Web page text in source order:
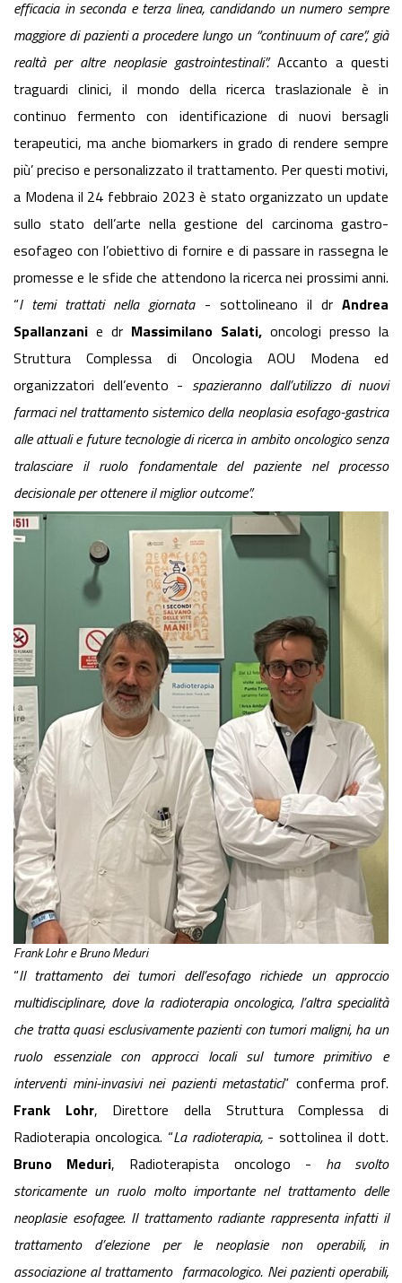
efficacia in seconda e terza linea, candidando un numero sempre
maggiore di pazienti a procedere lungo un “continuum of care”, già
realtà per altre neoplasie gastrointestinali”. Accanto a questi
traguardi clinici, il mondo della ricerca traslazionale è in
continuo fermento con identificazione di nuovi bersagli
terapeutici, ma anche biomarkers in grado di rendere sempre
più’ preciso e personalizzato il trattamento. Per questi motivi,
a Modena il 24 febbraio 2023 è stato organizzato un update
sullo stato dell’arte nella gestione del carcinoma gastro-
esofageo con l’obiettivo di fornire e di passare in rassegna le
promesse e le sfide che attendono la ricerca nei prossimi anni.
“I temi trattati nella giornata - sottolineano il drAndrea
Spallanzani e dr Massimilano Salati, oncologi presso la
Struttura Complessa di Oncologia AOU Modena ed
organizzatori dell’evento - spazieranno dall’utilizzo di nuovi
farmaci nel trattamento sistemico della neoplasia esofago-gastrica
alle attuali e futuretecnologie di ricerca in ambito oncologico senza
tralasciare il ruolo fondamentale del paziente nel processo
decisionale per ottenere il miglior outcome”.
Frank Lohr e Bruno Meduri
“Il trattamento dei tumori dell’esofago richiede un approccio
multidisciplinare, dove la radioterapia oncologica, l’altra specialità
che tratta quasi esclusivamente pazienti con tumori maligni, ha un
ruolo essenziale con approcci locali sul tumore primitivo e
interventi mini-invasivi nei pazienti metastatici” conferma prof.
Frank Lohr, Direttore della Struttura Complessa di
Radioterapia oncologica. “La radioterapia,- sottolinea il dott.
Bruno Meduri, Radioterapista oncologo - ha svolto
storicamente un ruolo molto importante nel trattamento delle
neoplasie esofagee. Il trattamento radiante rappresenta infatti il
trattamento d’elezione per le neoplasie non operabili, in
associazione al trattamento farmacologico. Nei pazienti operabili,